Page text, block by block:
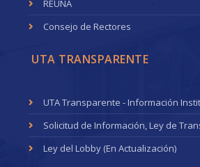
REUNA
Consejo de Rectores
UTA TRANSPARENTE
UTA Transparente - Información
Solicitud de Información, Ley de
Ley del Lobby (En Actualización)